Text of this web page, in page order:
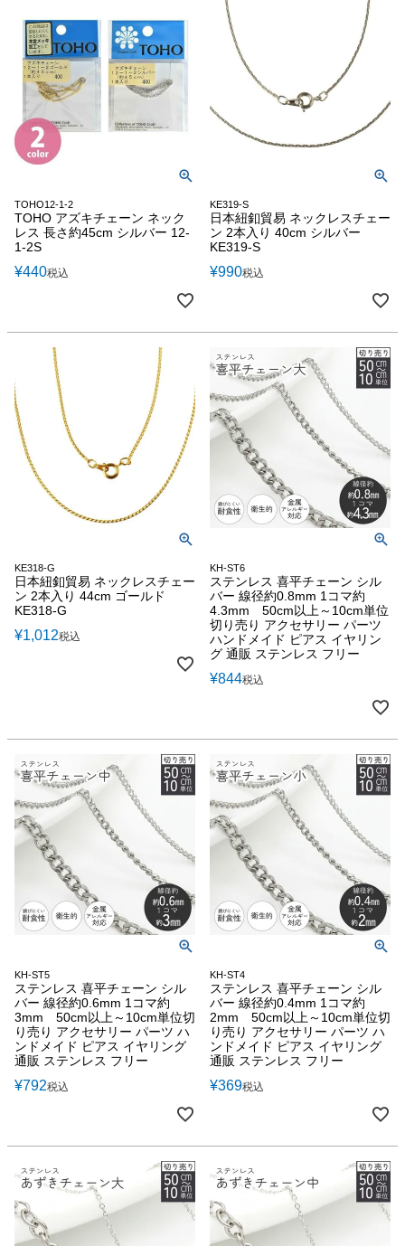
TOHO12-1-2
TOHO アズキチェーン ネック
レス 長さ約45cm シルバー 12-
1-2S
¥440税込
KE319-S
日本紐釦貿易 ネックレスチェー
ン 2本入り 40cm シルバー
KE319-S
¥990税込
KE318-G
日本紐釦貿易 ネックレスチェー
ン 2本入り 44cm ゴールド
KE318-G
¥1,012税込
KH-ST6
ステンレス 喜平チェーン シル
バー 線径約0.8mm 1コマ約
4.3mm 50cm以上～10cm単位
切り売り アクセサリー パーツ
ハンドメイド ピアス イヤリン
グ 通販 ステンレス フリー
¥844税込
KH-ST5
ステンレス 喜平チェーン シル
バー 線径約0.6mm 1コマ約
3mm 50cm以上～10cm単位切
り売り アクセサリー パーツ ハ
ンドメイド ピアス イヤリング
通販 ステンレス フリー
¥792税込
KH-ST4
ステンレス 喜平チェーン シル
バー 線径約0.4mm 1コマ約
2mm 50cm以上～10cm単位切
り売り アクセサリー パーツ ハ
ンドメイド ピアス イヤリング
通販 ステンレス フリー
¥369税込